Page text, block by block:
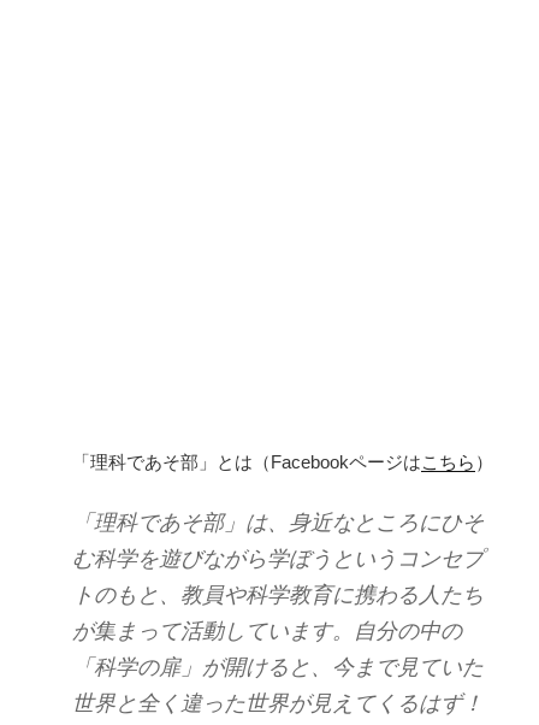
「理科であそ部」とは（Facebookページはこちら ）
「理科であそ部」は、身近なところにひそ
む科学を遊びながら学ぼうというコンセプ
トのもと、教員や科学教育に携わる人たち
が集まって活動しています。自分の中の
「科学の扉」が開けると、今まで見ていた
世界と全く違った世界が見えてくるはず！